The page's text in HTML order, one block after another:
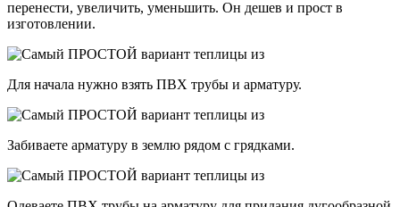
перенести, увеличить, уменьшить. Он дешев и прост в
изготовлении.
Для начала нужно взять ПВХ трубы и арматуру.
Забиваете арматуру в землю рядом с грядками.